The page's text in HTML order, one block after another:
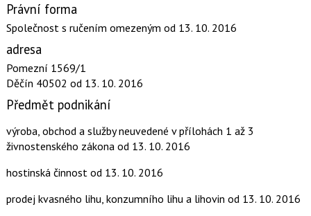
Právní forma
Společnost s ručením omezeným od 13. 10. 2016
adresa
Pomezní 1569/1
Děčín 40502 od 13. 10. 2016
Předmět podnikání
výroba, obchod a služby neuvedené v přílohách 1 až 3
živnostenského zákona od 13. 10. 2016
hostinská činnost od 13. 10. 2016
prodej kvasného lihu, konzumního lihu a lihovin od 13. 10. 2016